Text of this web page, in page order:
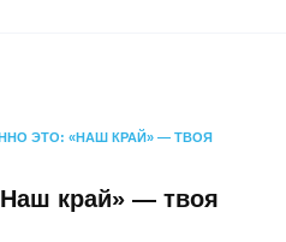
ЭТО: «НАШ КРАЙ» — ТВОЯ
«Наш край» —